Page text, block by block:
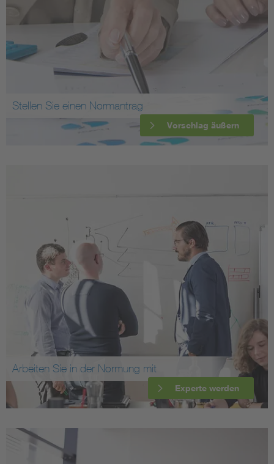
Stellen Sie einen Normantrag
Vorschlag äußern
Arbeiten Sie in der Normung mit
Experte werden